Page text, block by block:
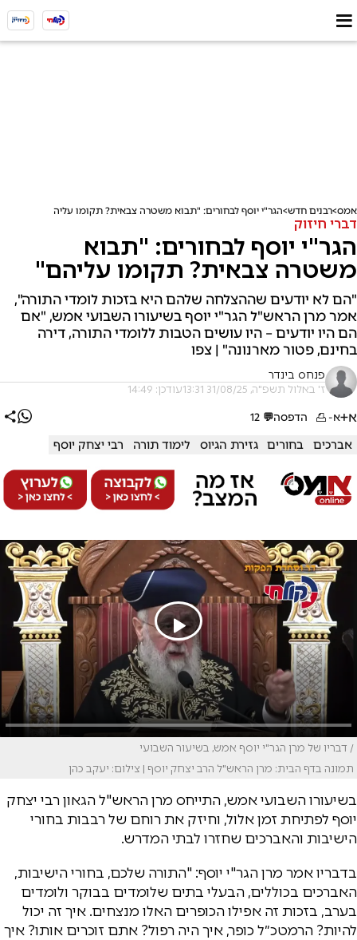
אמס רבנים חדש הגר"י יוסף לבחורים: "תבוא משטרה צבאית? תקומו עליהם"
דברי חיזוק
הגר"י יוסף לבחורים: "תבוא
משטרה צבאית? תקומו עליהם"
"הם לא יודעים שההצלחה שלהם היא בזכות לומדי התורה",
אמר מרן הראש"ל הגר"י יוסף בשיעורו השבועי אמש, "אם
הם היו יודעים – היו עושים הטבות ללומדי התורה, דירה
בחינם, פטור מארנונה" | צפו
פנחס בינדר
ז' באלול תשפ"ה, 31/08/25 13:31 עודכן: 14:49
א+א- הדפסה💬
12
אברכים בחורים גזירת הגיוס לימוד תורה רבי יצחק יוסף
/ דבריו של מרן הגר"י יוסף אמש, בשיעור השבועי
תמונה בדף הבית: מרן הראש"ל הרב יצחק יוסף | צילום: יעקב כהן
בשיעורו השבועי אמש, התייחס מרן הראש"ל הגאון רבי יצחק
יוסף לפתיחת זמן אלול, וחיזק את רוחם של רבבות בחורי
הישיבות והאברכים שחזרו לבתי המדרש.
בדבריו אמר מרן הגר"י יוסף: "התורה שלכם, בחורי הישיבות,
האברכים בכוללים, הבעלי בתים שלומדים בבוקר ולומדים
בערב, בזכות זה אפילו הכופרים האלו מנצחים. איך זה יכול
להיות? הרמטכ״ל כופר, איך היה רפול? אתם זוכרים אותו? איך